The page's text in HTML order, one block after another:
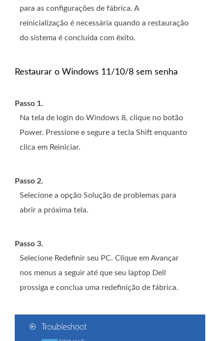
para as configurações de fábrica. A
reinicialização é necessária quando a restauração
do sistema é concluída com êxito.
Restaurar o Windows 11/10/8 sem senha
Passo 1.
Na tela de login do Windows 8, clique no botão
Power. Pressione e segure a tecla Shift enquanto
clica em Reiniciar.
Passo 2.
Selecione a opção Solução de problemas para
abrir a próxima tela.
Passo 3.
Selecione Redefinir seu PC. Clique em Avançar
nos menus a seguir até que seu laptop Dell
prossiga e conclua uma redefinição de fábrica.